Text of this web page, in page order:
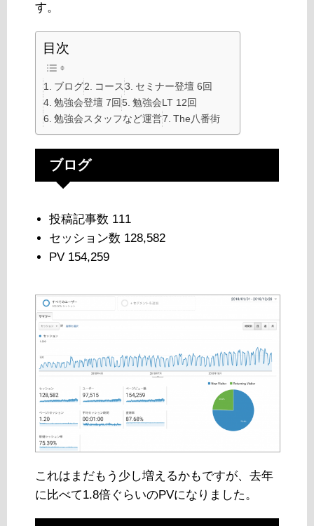
す。
目次
ブログ コース
セミナー登壇 6回
勉強会登壇 7回
勉強会LT 12回
勉強会スタッフなど運営
The八番街
ブログ
投稿記事数 111
セッション数 128,582
PV 154,259
これはまだもう少し増えるかもですが、去年
に比べて1.8倍ぐらいのPVになりました。